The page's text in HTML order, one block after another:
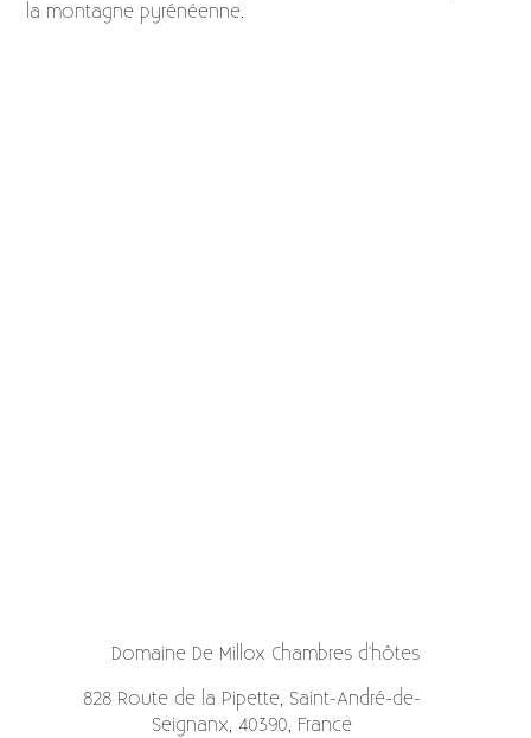
la montagne pyrénéenne.
Domaine De Millox Chambres d'hôtes
828 Route de la Pipette, Saint-André-de-
Seignanx, 40390, France